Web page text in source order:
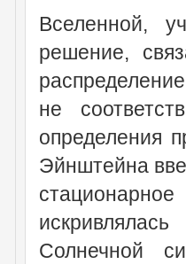
Вселенной,
решение,
не
определения
Эйнштейна
Солнечной